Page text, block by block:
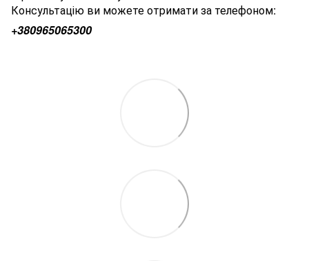
Консультацію ви можете отримати за телефоном:
+380965065300